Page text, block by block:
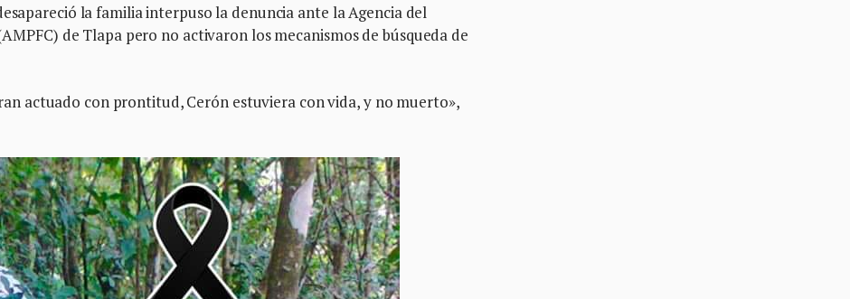
la familia interpuso la denuncia ante la Agencia del
de Tlapa pero no activaron los mecanismos de búsqueda de
actuado con prontitud, Cerón estuviera con vida, y no muerto»,